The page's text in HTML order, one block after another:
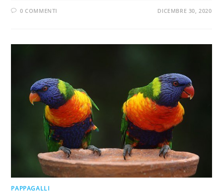
0 COMMENTI DICEMBRE 30, 2020
PAPPAGALLI